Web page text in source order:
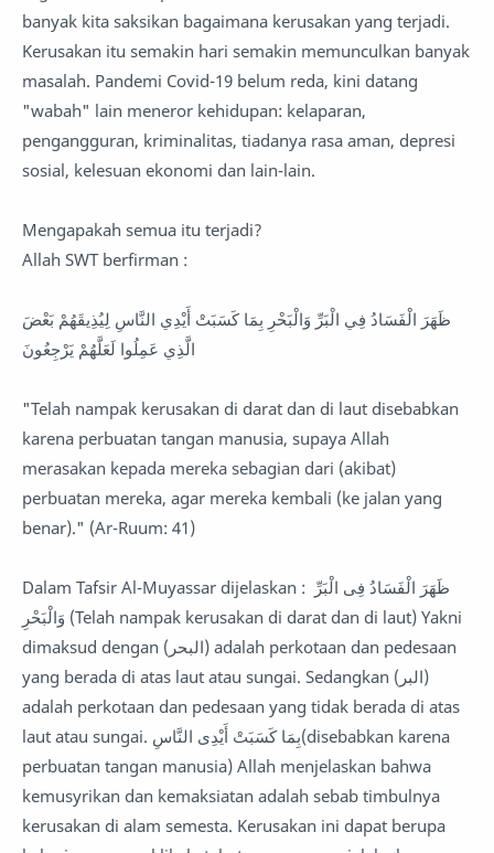
banyak kita saksikan bagaimana kerusakan yang terjadi.
Kerusakan itu semakin hari semakin memunculkan banyak
masalah. Pandemi Covid-19 belum reda, kini datang
"wabah" lain meneror kehidupan: kelaparan,
pengangguran, kriminalitas, tiadanya rasa aman, depresi
sosial, kelesuan ekonomi dan lain-lain.
Mengapakah semua itu terjadi?
Allah SWT berfirman :
ظَهَرَ الْفَسَادُ فِي الْبَرِّ وَالْبَحْرِ بِمَا كَسَبَتْ أَيْدِي النَّاسِ لِيُذِيقَهُمْ بَعْضَ
الَّذِي عَمِلُوا لَعَلَّهُمْ يَرْجِعُونَ
"Telah nampak kerusakan di darat dan di laut disebabkan
karena perbuatan tangan manusia, supaya Allah
merasakan kepada mereka sebagian dari (akibat)
perbuatan mereka, agar mereka kembali (ke jalan yang
benar)." (Ar-Ruum: 41)
Dalam Tafsir Al-Muyassar dijelaskan : ظَهَرَ الْفَسَادُ فِى الْبَرِّ
وَالْبَحْرِ (Telah nampak kerusakan di darat dan di laut) Yakni
dimaksud dengan (البحر) adalah perkotaan dan pedesaan
yang berada di atas laut atau sungai. Sedangkan (البر)
adalah perkotaan dan pedesaan yang tidak berada di atas
laut atau sungai. بِمَا كَسَبَتْ أَيْدِى النَّاسِ(disebabkan karena
perbuatan tangan manusia) Allah menjelaskan bahwa
kemusyrikan dan kemaksiatan adalah sebab timbulnya
kerusakan di alam semesta. Kerusakan ini dapat berupa